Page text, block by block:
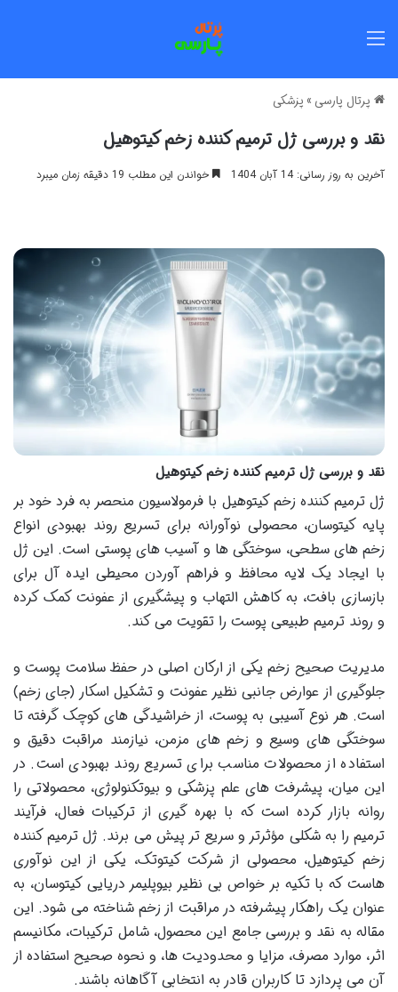
پرتال پارسی » پزشکی
نقد و بررسی ژل ترمیم کننده زخم کیتوهیل
آخرین به روز رسانی: 14 آبان 1404 خواندن این مطلب 19 دقیقه زمان میبرد
نقد و بررسی ژل ترمیم کننده زخم کیتوهیل
ژل ترمیم کننده زخم کیتوهیل با فرمولاسیون منحصر به فرد خود بر
پایه کیتوسان، محصولی نوآورانه برای تسریع روند بهبودی انواع
زخم های سطحی، سوختگی ها و آسیب های پوستی است. این ژل
با ایجاد یک لایه محافظ و فراهم آوردن محیطی ایده آل برای
بازسازی بافت، به کاهش التهاب و پیشگیری از عفونت کمک کرده
و روند ترمیم طبیعی پوست را تقویت می کند.
مدیریت صحیح زخم یکی از ارکان اصلی در حفظ سلامت پوست و
جلوگیری از عوارض جانبی نظیر عفونت و تشکیل اسکار (جای زخم)
است. هر نوع آسیبی به پوست، از خراشیدگی های کوچک گرفته تا
سوختگی های وسیع و زخم های مزمن، نیازمند مراقبت دقیق و
استفاده از محصولات مناسب برای تسریع روند بهبودی است. در
این میان، پیشرفت های علم پزشکی و بیوتکنولوژی، محصولاتی را
روانه بازار کرده است که با بهره گیری از ترکیبات فعال، فرآیند
ترمیم را به شکلی مؤثرتر و سریع تر پیش می برند. ژل ترمیم کننده
زخم کیتوهیل، محصولی از شرکت کیتوتک، یکی از این نوآوری
هاست که با تکیه بر خواص بی نظیر بیوپلیمر دریایی کیتوسان، به
عنوان یک راهکار پیشرفته در مراقبت از زخم شناخته می شود. این
مقاله به نقد و بررسی جامع این محصول، شامل ترکیبات، مکانیسم
اثر، موارد مصرف، مزایا و محدودیت ها، و نحوه صحیح استفاده از
آن می پردازد تا کاربران قادر به انتخابی آگاهانه باشند.